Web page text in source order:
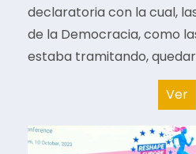
declaratoria con la cual,
de la Democracia, como
estaba tramitando,
Ver